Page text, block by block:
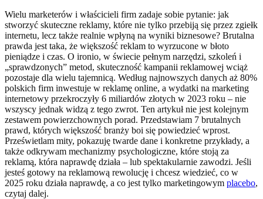
Wielu marketerów i właścicieli firm zadaje sobie pytanie: jak
stworzyć skuteczne reklamy, które nie tylko przebiją się przez zgiełk
internetu, lecz także realnie wpłyną na wyniki biznesowe? Brutalna
prawda jest taka, że większość reklam to wyrzucone w błoto
pieniądze i czas. O ironio, w świecie pełnym narzędzi, szkoleń i
„sprawdzonych” metod, skuteczność kampanii reklamowej wciąż
pozostaje dla wielu tajemnicą. Według najnowszych danych aż 80%
polskich firm inwestuje w reklamę online, a wydatki na marketing
internetowy przekroczyły 6 miliardów złotych w 2023 roku – nie
wszyscy jednak widzą z tego zwrot. Ten artykuł nie jest kolejnym
zestawem powierzchownych porad. Przedstawiam 7 brutalnych
prawd, których większość branży boi się powiedzieć wprost.
Prześwietlam mity, pokazuję twarde dane i konkretne przykłady, a
także odkrywam mechanizmy psychologiczne, które stoją za
reklamą, która naprawdę działa – lub spektakularnie zawodzi. Jeśli
jesteś gotowy na reklamową rewolucję i chcesz wiedzieć, co w
2025 roku działa naprawdę, a co jest tylko marketingowym placebo,
czytaj dalej.